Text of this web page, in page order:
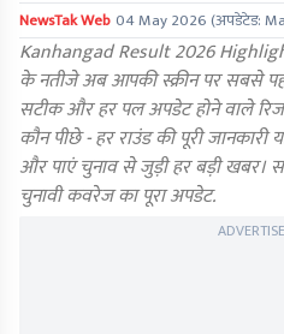
NewsTak Web04 May 2026(अपडेटेड:
Kanhangad Result 2026
के नतीजे अब आपकी स्क्रीन पर सबसे
सटीक और हर पल अपडेट होने वाले
कौन पीछे - हर राउंड की पूरी जानकारी
और पाएं चुनाव से जुड़ी हर बड़ी खबर।
चुनावी कवरेज का पूरा अपडेट.